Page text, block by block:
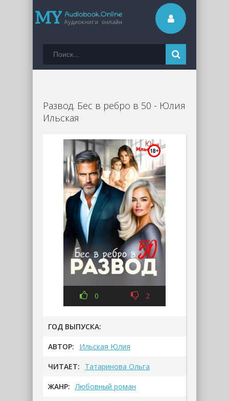
Развод. Бес в ребро в 50 - Юлия
Ильская
0 2
ГОД ВЫПУСКА:
АВТОР: Ильская Юлия
ЧИТАЕТ: Татаринова Ольга
ЖАНР: Любовный роман